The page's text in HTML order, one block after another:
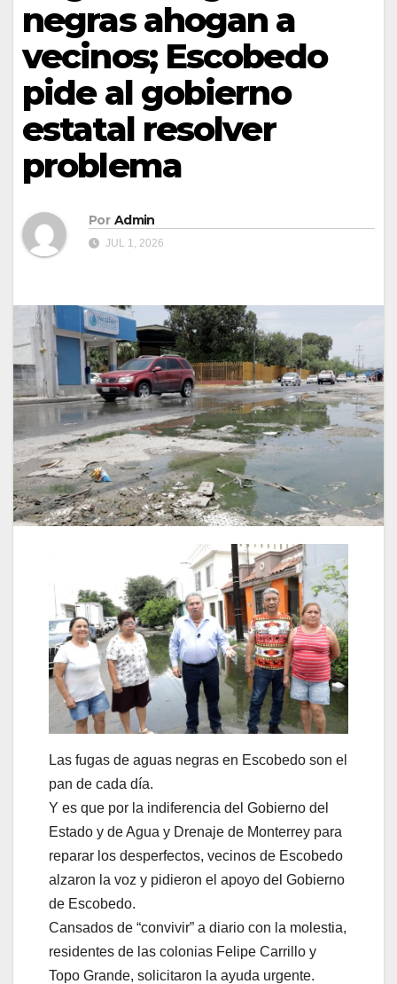
negras ahogan a
vecinos; Escobedo
pide al gobierno
estatal resolver
problema
Por Admin
JUL 1, 2026
Las fugas de aguas negras en Escobedo son el
pan de cada día.
Y es que por la indiferencia del Gobierno del
Estado y de Agua y Drenaje de Monterrey para
reparar los desperfectos, vecinos de Escobedo
alzaron la voz y pidieron el apoyo del Gobierno
de Escobedo.
Cansados de “convivir” a diario con la molestia,
residentes de las colonias Felipe Carrillo y
Topo Grande, solicitaron la ayuda urgente.